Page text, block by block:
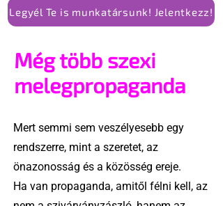
Legyél Te is munkatársunk! Jelentkezz!
Még több szexi
melegpropaganda
Mert semmi sem veszélyesebb egy
rendszerre, mint a szeretet, az
önazonosság és a közösség ereje.
Ha van propaganda, amitől félni kell, az